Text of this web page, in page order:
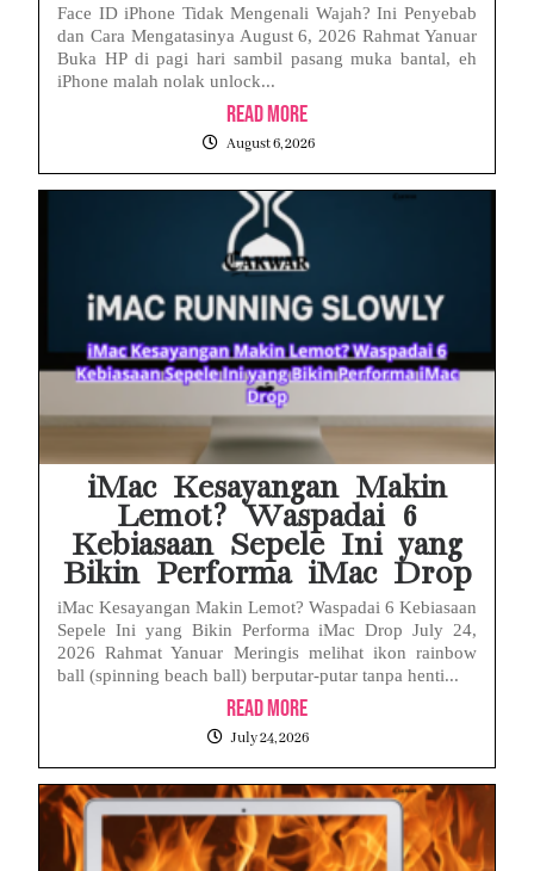
Face ID iPhone Tidak Mengenali Wajah? Ini Penyebab
dan Cara Mengatasinya August 6, 2026 Rahmat Yanuar
Buka HP di pagi hari sambil pasang muka bantal, eh
iPhone malah nolak unlock...
Read More
August 6, 2026
iMac Kesayangan Makin
Lemot? Waspadai 6
Kebiasaan Sepele Ini yang
Bikin Performa iMac Drop
iMac Kesayangan Makin Lemot? Waspadai 6 Kebiasaan
Sepele Ini yang Bikin Performa iMac Drop July 24,
2026 Rahmat Yanuar Meringis melihat ikon rainbow
ball (spinning beach ball) berputar-putar tanpa henti...
Read More
July 24, 2026